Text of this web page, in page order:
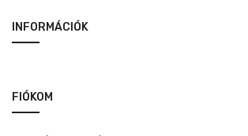
INFORMÁCIÓK
FIÓKOM